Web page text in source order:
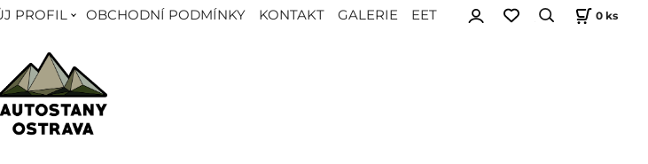
PROFIL OBCHODNÍ PODMÍNKY KONTAKT GALERIE EET 0 ks